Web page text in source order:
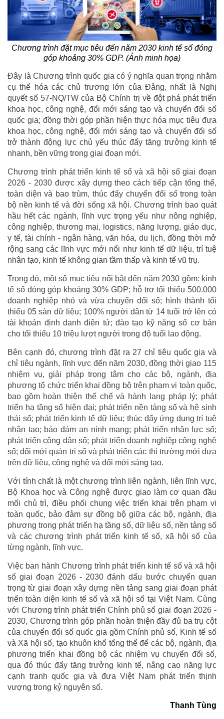
Chương trình đặt mục tiêu đến năm 2030 kinh tế số đóng
góp khoảng 30% GDP. (Ảnh minh họa)
Đây là Chương trình quốc gia có ý nghĩa quan trọng nhằm
cụ thể hóa các chủ trương lớn của Đảng, nhất là Nghị
quyết số 57-NQ/TW của Bộ Chính trị về đột phá phát triển
khoa học, công nghệ, đổi mới sáng tạo và chuyển đổi số
quốc gia; đồng thời góp phần hiện thực hóa mục tiêu đưa
khoa học, công nghệ, đổi mới sáng tạo và chuyển đổi số
trở thành động lực chủ yếu thúc đẩy tăng trưởng kinh tế
nhanh, bền vững trong giai đoạn mới.
Chương trình phát triển kinh tế số và xã hội số giai đoạn
2026 - 2030 được xây dựng theo cách tiếp cận tổng thể,
toàn diện và bao trùm, thúc đẩy chuyển đổi số trong toàn
bộ nền kinh tế và đời sống xã hội. Chương trình bao quát
hầu hết các ngành, lĩnh vực trọng yếu như nông nghiệp,
công nghiệp, thương mại, logistics, năng lượng, giáo dục,
y tế, tài chính - ngân hàng, văn hóa, du lịch, đồng thời mở
rộng sang các lĩnh vực mới nổi như kinh tế dữ liệu, trí tuệ
nhân tạo, kinh tế không gian tầm thấp và kinh tế vũ trụ.
Trong đó, một số mục tiêu nổi bật đến năm 2030 gồm: kinh
tế số đóng góp khoảng 30% GDP; hỗ trợ tối thiểu 500.000
doanh nghiệp nhỏ và vừa chuyển đổi số; hình thành tối
thiểu 05 sàn dữ liệu; 100% người dân từ 14 tuổi trở lên có
tài khoản định danh điện tử; đào tạo kỹ năng số cơ bản
cho tối thiểu 10 triệu lượt người trong độ tuổi lao động.
Bên cạnh đó, chương trình đặt ra 27 chỉ tiêu quốc gia và
chỉ tiêu ngành, lĩnh vực đến năm 2030, đồng thời giao 115
nhiệm vụ, giải pháp trọng tâm cho các bộ, ngành, địa
phương tổ chức triển khai đồng bộ trên phạm vi toàn quốc,
bao gồm hoàn thiện thể chế và hành lang pháp lý; phát
triển hạ tầng số hiện đại; phát triển nền tảng số và hệ sinh
thái số; phát triển kinh tế dữ liệu; thúc đẩy ứng dụng trí tuệ
nhân tạo; bảo đảm an ninh mạng; phát triển nhân lực số;
phát triển công dân số; phát triển doanh nghiệp công nghệ
số; đổi mới quản trị số và phát triển các thị trường mới dựa
trên dữ liệu, công nghệ và đổi mới sáng tạo.
Với tính chất là một chương trình liên ngành, liên lĩnh vực,
Bộ Khoa học và Công nghệ được giao làm cơ quan đầu
mối chủ trì, điều phối chung việc triển khai trên phạm vi
toàn quốc, bảo đảm sự đồng bộ giữa các bộ, ngành, địa
phương trong phát triển hạ tầng số, dữ liệu số, nền tảng số
và các chương trình phát triển kinh tế số, xã hội số của
từng ngành, lĩnh vực.
Việc ban hành Chương trình phát triển kinh tế số và xã hội
số giai đoạn 2026 - 2030 đánh dấu bước chuyển quan
trọng từ giai đoạn xây dựng nền tảng sang giai đoạn phát
triển toàn diện kinh tế số và xã hội số tại Việt Nam. Cùng
với Chương trình phát triển Chính phủ số giai đoạn 2026 -
2030, Chương trình góp phần hoàn thiện đầy đủ ba trụ cột
của chuyển đổi số quốc gia gồm Chính phủ số, Kinh tế số
và Xã hội số, tạo khuôn khổ tổng thể để các bộ, ngành, địa
phương triển khai đồng bộ các nhiệm vụ chuyển đổi số,
qua đó thúc đẩy tăng trưởng kinh tế, nâng cao năng lực
cạnh tranh quốc gia và đưa Việt Nam phát triển thịnh
vượng trong kỷ nguyên số.
Thanh Tùng